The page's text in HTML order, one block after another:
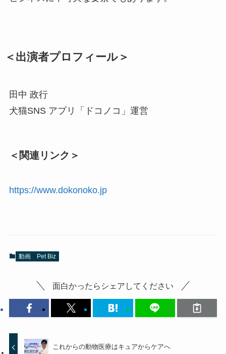
＜出演者プロフィール＞
田中 政行
⽝猫SNS アプリ「ドコノコ」運営
＜関連リンク＞
https://www.dokonoko.jp
動画 Pet Biz
面白かったらシェアしてください
これからの動物医療はキュアからケアへ